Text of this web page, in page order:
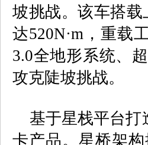
坡挑战。该车搭载
达520N·m，重载
3.0全地形系统、
攻克陡坡挑战。
基于星栈平台打
卡产品。星桥架